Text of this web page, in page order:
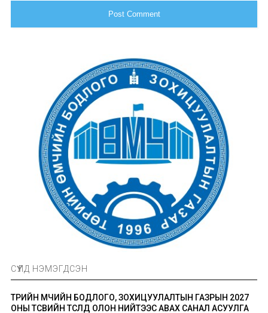
СҮҮЛД НЭМЭГДСЭН
ТӨРИЙН ӨМЧИЙН БОДЛОГО, ЗОХИЦУУЛАЛТЫН ГАЗРЫН 2027
ОНЫ ТӨСВИЙН ТӨСӨЛД ОЛОН НИЙТЭЭС АВАХ САНАЛ АСУУЛГА